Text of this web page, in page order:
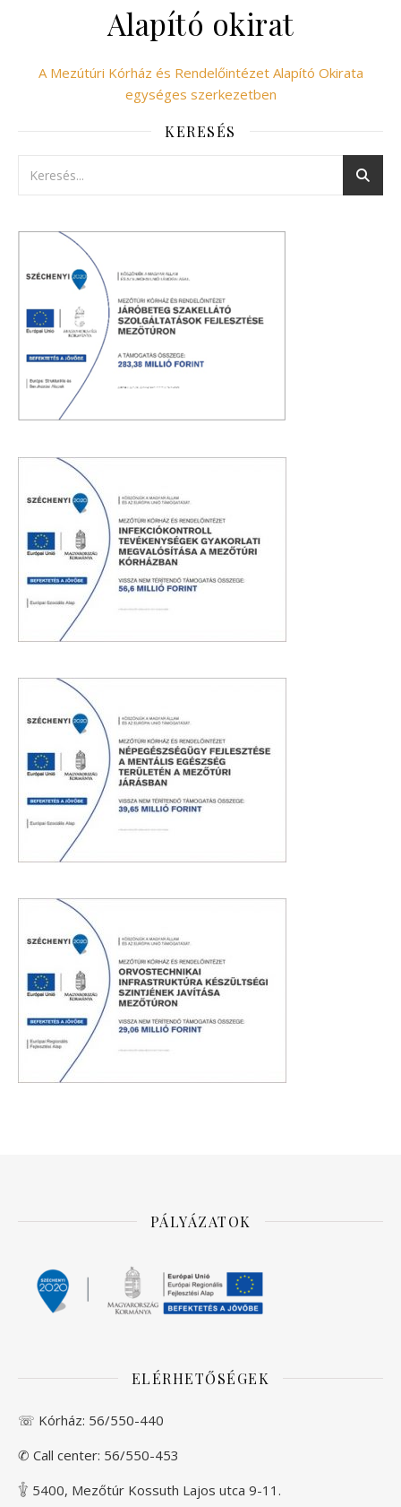
Alapító okirat
A Mezútúri Kórház és Rendelőintézet Alapító Okirata
egységes szerkezetben
KERESÉS
PÁLYÁZATOK
ELÉRHETŐSÉGEK
☏ Kórház: 56/550-440
✆ Call center: 56/550-453
𓇚 5400, Mezőtúr Kossuth Lajos utca 9-11.